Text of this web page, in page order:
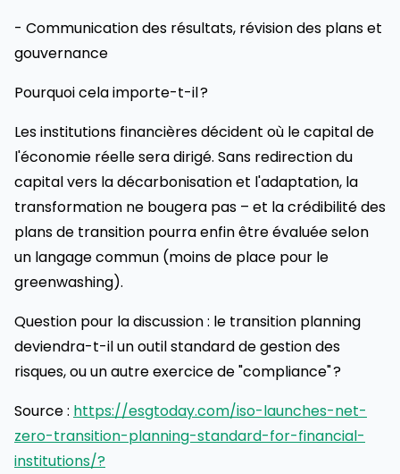
- Communication des résultats, révision des plans et
gouvernance
Pourquoi cela importe-t-il ?
Les institutions financières décident où le capital de
l'économie réelle sera dirigé. Sans redirection du
capital vers la décarbonisation et l'adaptation, la
transformation ne bougera pas – et la crédibilité des
plans de transition pourra enfin être évaluée selon
un langage commun (moins de place pour le
greenwashing).
Question pour la discussion : le transition planning
deviendra-t-il un outil standard de gestion des
risques, ou un autre exercice de "compliance" ?
Source : https://esgtoday.com/iso-launches-net-
zero-transition-planning-standard-for-financial-
institutions/?